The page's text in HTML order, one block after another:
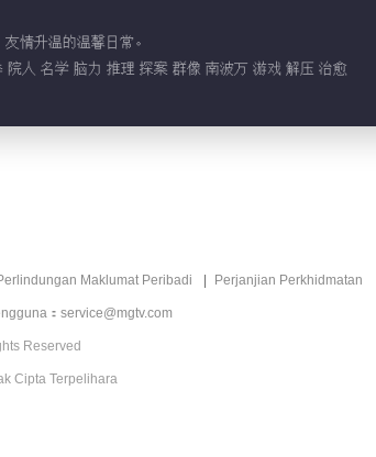
情升温的温馨日常。
人 名学 脑力 推理 探案 群像 南波万 游戏 解压 治愈
Maklumat Peribadi Perjanjian Perkhidmatan
：service@mgtv.com
Reserved
Cipta Terpelihara